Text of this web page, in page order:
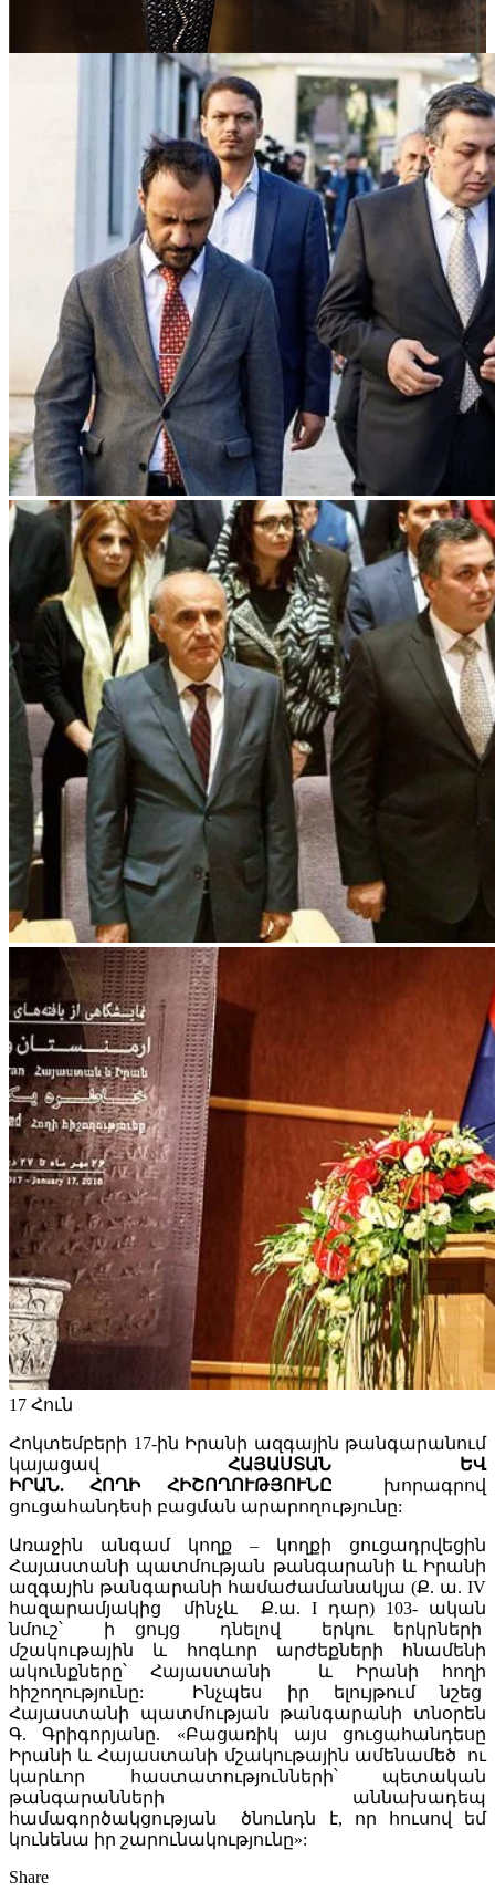
17 Հուն
Հոկտեմբերի 17-ին Իրանի ազգային թանգարանում
կայացավ ՀԱՅԱՍՏԱՆ
ԵՎ
ԻՐԱՆ.ՀՈՂԻ ՀԻՇՈՂՈՒԹՅՈՒՆԸ խորագրով
ցուցահանդեսի բացման արարողությունը:
Առաջին անգամ կողք – կողքի ցուցադրվեցին
Հայաստանի պատմության թանգարանի և Իրանի
ազգային թանգարանի համաժամանակյա (Ք. ա. IV
հազարամյակից մինչև Ք.ա. I դար) 103- ական
նմուշ՝ ի ցույց դնելով երկու երկրների
մշակութային և հոգևոր արժեքների հնամենի
ակունքները՝ Հայաստանի և Իրանի հողի
հիշողությունը: Ինչպես իր ելույթում նշեց
Հայաստանի պատմության թանգարանի տնօրեն
Գ. Գրիգորյանը. «Բացառիկ այս ցուցահանդեսը
Իրանի և Հայաստանի մշակութային ամենամեծ ու
կարևոր հաստատությունների՝ պետական
թանգարանների աննախադեպ
համագործակցության ծնունդն է, որ հուսով եմ
կունենա իր շարունակությունը»:
Share